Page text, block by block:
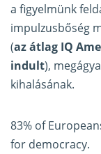
a figyelmünk
impulzusbőség
(az átlag IQ
indult),
kihalásának.
83% of
for democracy.